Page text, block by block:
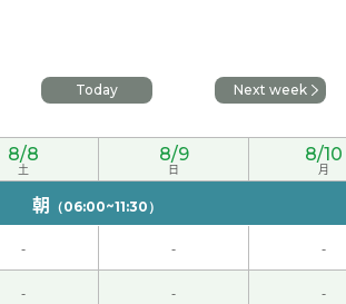
人去。 一个人更放松，计划也可以自
Today Next week
8/8
土
8/9
日
8/10
月
朝 （06:00~11:30）
- - -
- - -